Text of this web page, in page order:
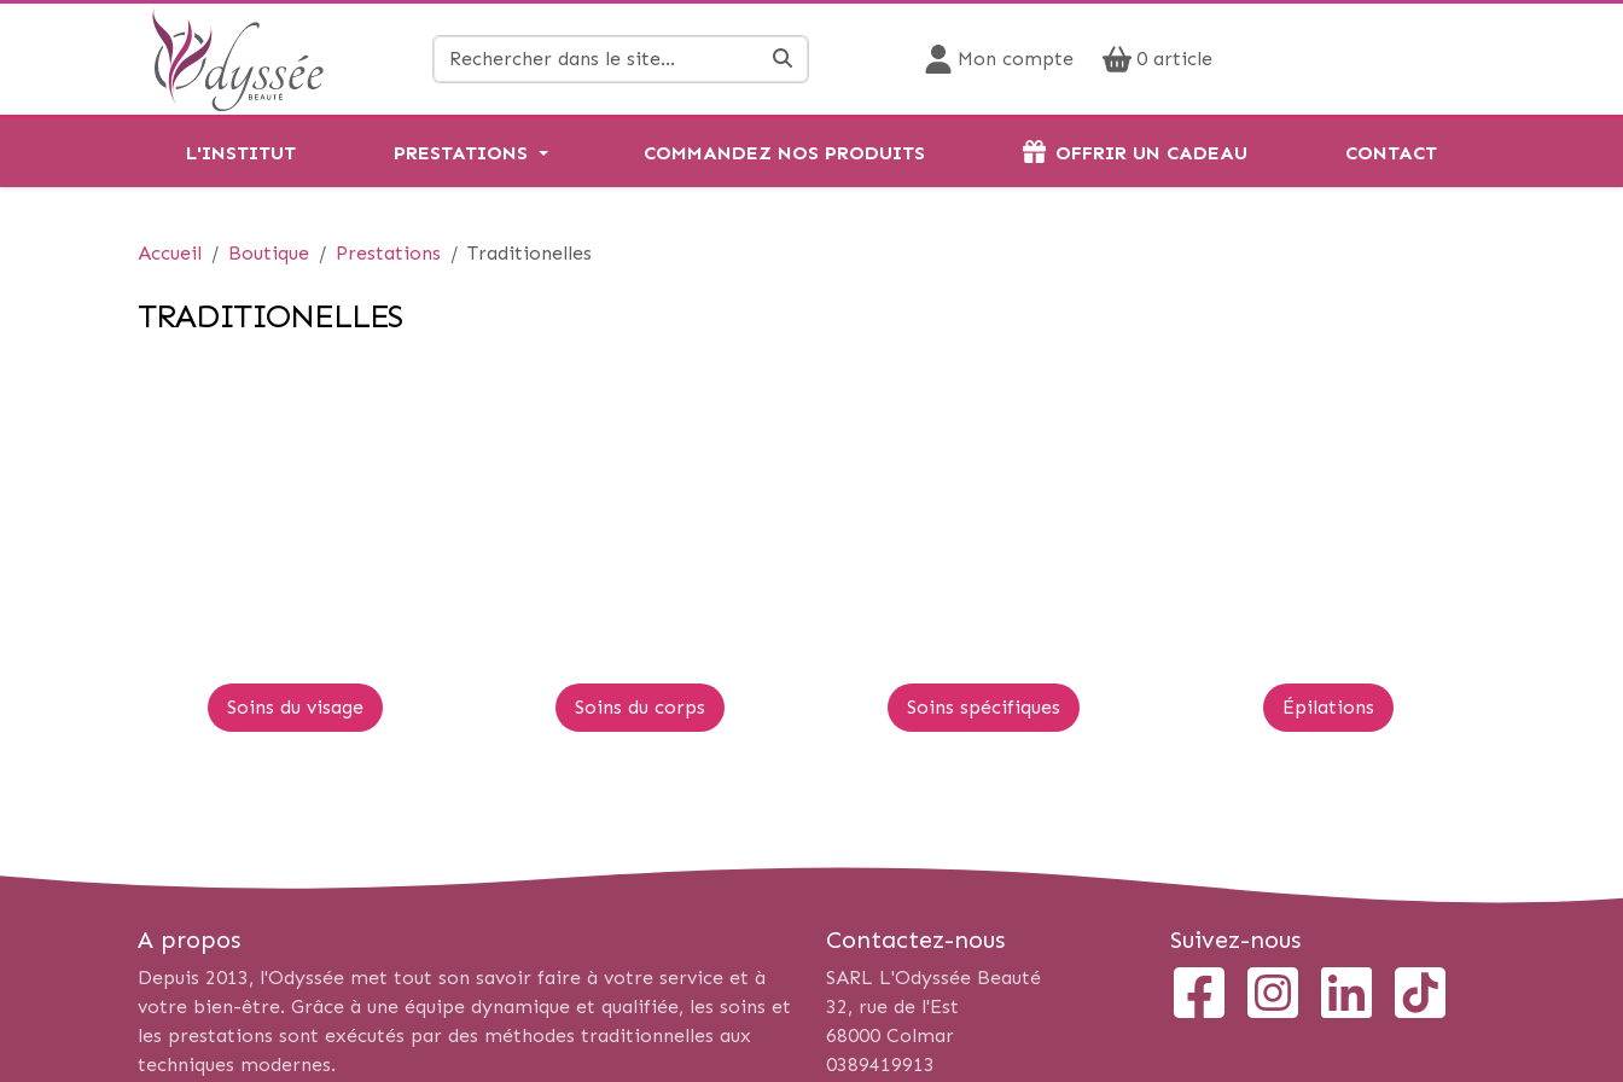
Mon compte 0 article
L'INSTITUT PRESTATIONS COMMANDEZ NOS PRODUITS OFFRIR UN CADEAU CONTACT
Accueil Boutique Prestations Traditionelles
TRADITIONELLES
Soins du visage Soins du corps Soins spécifiques Épilations
A propos
Depuis 2013, l'Odyssée met tout son savoir faire à votre service et à
votre bien-être. Grâce à une équipe dynamique et qualifiée, les soins et
les prestations sont exécutés par des méthodes traditionnelles aux
techniques modernes.
Contactez-nous
SARL L'Odyssée Beauté
32, rue de l'Est
68000 Colmar
0389419913
Suivez-nous